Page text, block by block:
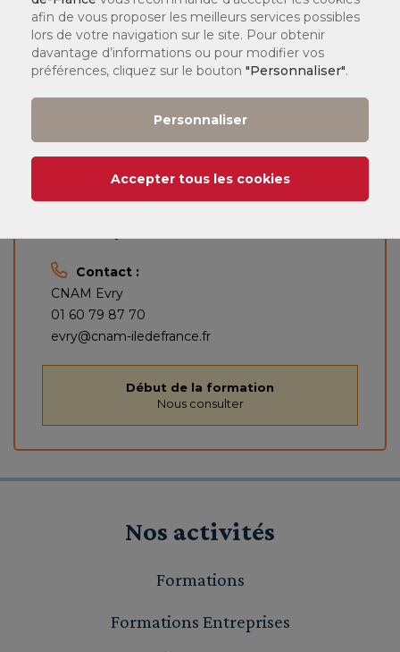
Contact :
CNAM Evry
01 60 79 87 70
evry@cnam-iledefrance.fr
Début de la formation
Nous consulter
Nos activités
Formations
Formations Entreprises
afin de vous proposer les meilleurs services possibles
lors de votre navigation sur le site. Pour obtenir
davantage d’informations ou pour modifier vos
préférences, cliquez sur le bouton "Personnaliser".
Personnaliser
Accepter tous les cookies